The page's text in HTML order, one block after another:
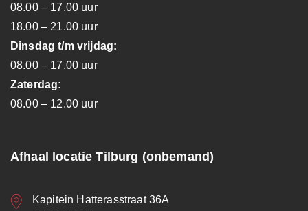
08.00 – 17.00 uur
18.00 – 21.00 uur
Dinsdag t/m vrijdag:
08.00 – 17.00 uur
Zaterdag:
08.00 – 12.00 uur
Afhaal locatie Tilburg (onbemand)
Kapitein Hatterasstraat 36A